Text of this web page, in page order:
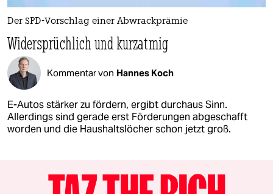
Der SPD-Vorschlag einer Abwrackprämie
Widersprüchlich und kurzatmig
Kommentar von Hannes Koch
E-Autos stärker zu fördern, ergibt durchaus Sinn.
Allerdings sind gerade erst Förderungen abgeschafft
worden und die Haushaltslöcher schon jetzt groß.